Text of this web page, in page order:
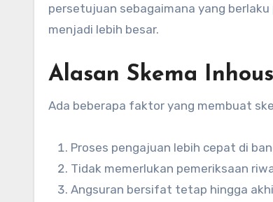
persetujuan sebagaimana yang
menjadi lebih besar.
Alasan Skema
Ada beberapa faktor yang membuat
Proses pengajuan lebih cepat di
Tidak memerlukan pemeriksaan
Angsuran bersifat tetap hingga